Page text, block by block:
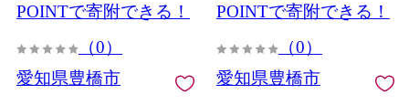
POINTで寄附できる！
（0）
愛知県豊橋市
POINTで寄附できる！
（0）
愛知県豊橋市